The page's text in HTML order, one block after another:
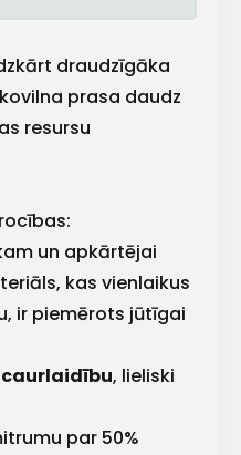
draudzīgāka
prasa daudz
resursu
un apkārtējai
kas vienlaikus
ir piemērots jūtīgai
, lieliski
par 50%